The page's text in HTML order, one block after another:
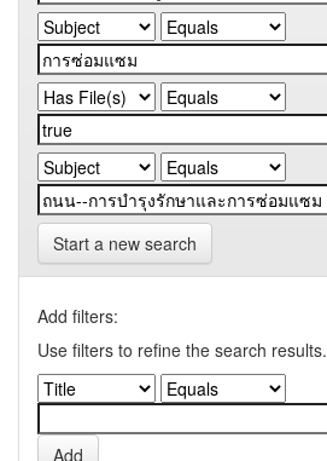
Start a new search
Add filters:
Use filters to refine the search results.